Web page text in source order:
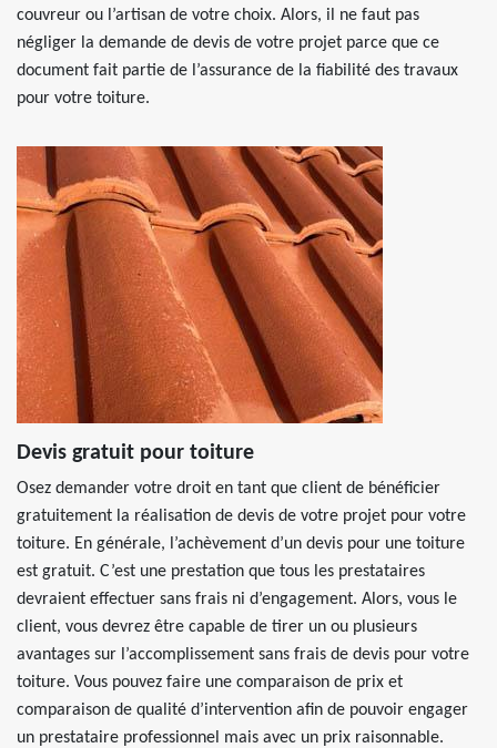
couvreur ou l’artisan de votre choix. Alors, il ne faut pas
négliger la demande de devis de votre projet parce que ce
document fait partie de l’assurance de la fiabilité des travaux
pour votre toiture.
Devis gratuit pour toiture
Osez demander votre droit en tant que client de bénéficier
gratuitement la réalisation de devis de votre projet pour votre
toiture. En générale, l’achèvement d’un devis pour une toiture
est gratuit. C’est une prestation que tous les prestataires
devraient effectuer sans frais ni d’engagement. Alors, vous le
client, vous devrez être capable de tirer un ou plusieurs
avantages sur l’accomplissement sans frais de devis pour votre
toiture. Vous pouvez faire une comparaison de prix et
comparaison de qualité d’intervention afin de pouvoir engager
un prestataire professionnel mais avec un prix raisonnable.